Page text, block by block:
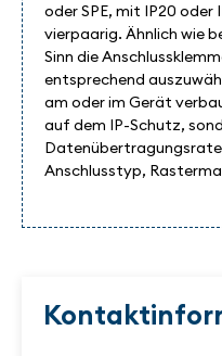
oder SPE, mit IP20
vierpaarig. Ähnlich wie
Sinn die
entsprechend
am oder im Gerät
auf dem IP-Schutz,
Anschlusstyp,